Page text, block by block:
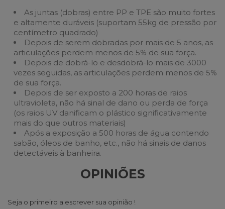
As juntas (dobras) entre PP e TPE são muito fortes
e altamente duráveis (suportam 55kg de pressão por
centímetro quadrado)
Depois de serem dobradas por mais de 5 anos, as
articulações perdem menos de 5% de sua força.
Depois de dobrá-lo e desdobrá-lo mais de 3000
vezes seguidas, as articulações perdem menos de 5%
de sua força.
Depois de ser exposto a 200 horas de raios
ultravioleta, não há sinal de dano ou perda de força
(os raios UV danificam o plástico significativamente
mais do que outros materiais)
Após a exposição a 500 horas de água contendo
sabão, óleos de banho, etc., não há sinais de danos
detectáveis à banheira.
OPINIÕES
Seja o primeiro a escrever sua opinião !